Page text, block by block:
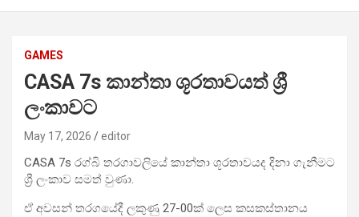
GAMES
CASA 7s කාන්තා ශූරතාවයත් ශ්‍රී
ලංකාවට
May 17, 2026 editor
CASA 7s රග්බි තරගාවලියේ කාන්තා ශූරතාවයද දිනා ගැනීමට
ශ්‍රී ලංකාව සමත් වුණා.
ඒ අවසන් තරගයේදී ලකුණු 27-00ක් ලෙස කසකස්තානය